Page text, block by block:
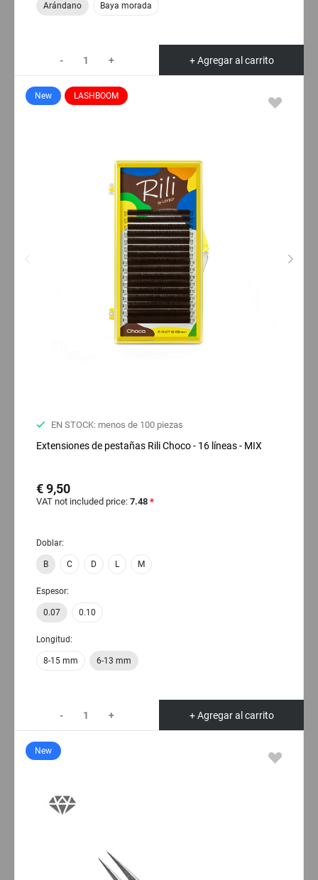
Arándano Baya morada
- + + Agregar al carrito
New LASHBOOM
EN STOCK: menos de 100 piezas
Extensiones de pestañas Rili Choco - 16 líneas - MIX
€ 9,50
VAT not included price: 7.48 *
Doblar:
B C D L M
Espesor:
0.07 0.10
Longitud:
8-15 mm 6-13 mm
- + + Agregar al carrito
New